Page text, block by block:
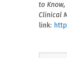
to Know,
Clinical
link: